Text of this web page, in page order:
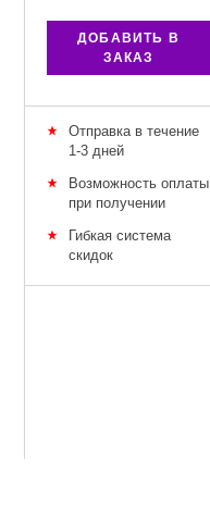
ДОБАВИТЬ В
ЗАКАЗ
Отправка в течение
1-3 дней
Возможность оплаты
при получении
Гибкая система
скидок